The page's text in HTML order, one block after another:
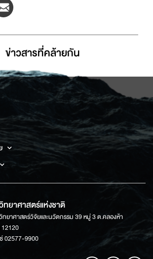
ข่าวสารที่่คล้ายกัน
ยาศาสตร์แห่งชาติ
ยาศาสตร์วิจัยและนวัตกรรม 39 หมู่ 3 ต.คลองห้า
02577-9900